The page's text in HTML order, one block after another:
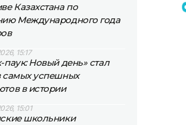
Казахстана по
Международного года
15:17
паук: Новый день» стал
самых успешных
в истории
15:01
школьники